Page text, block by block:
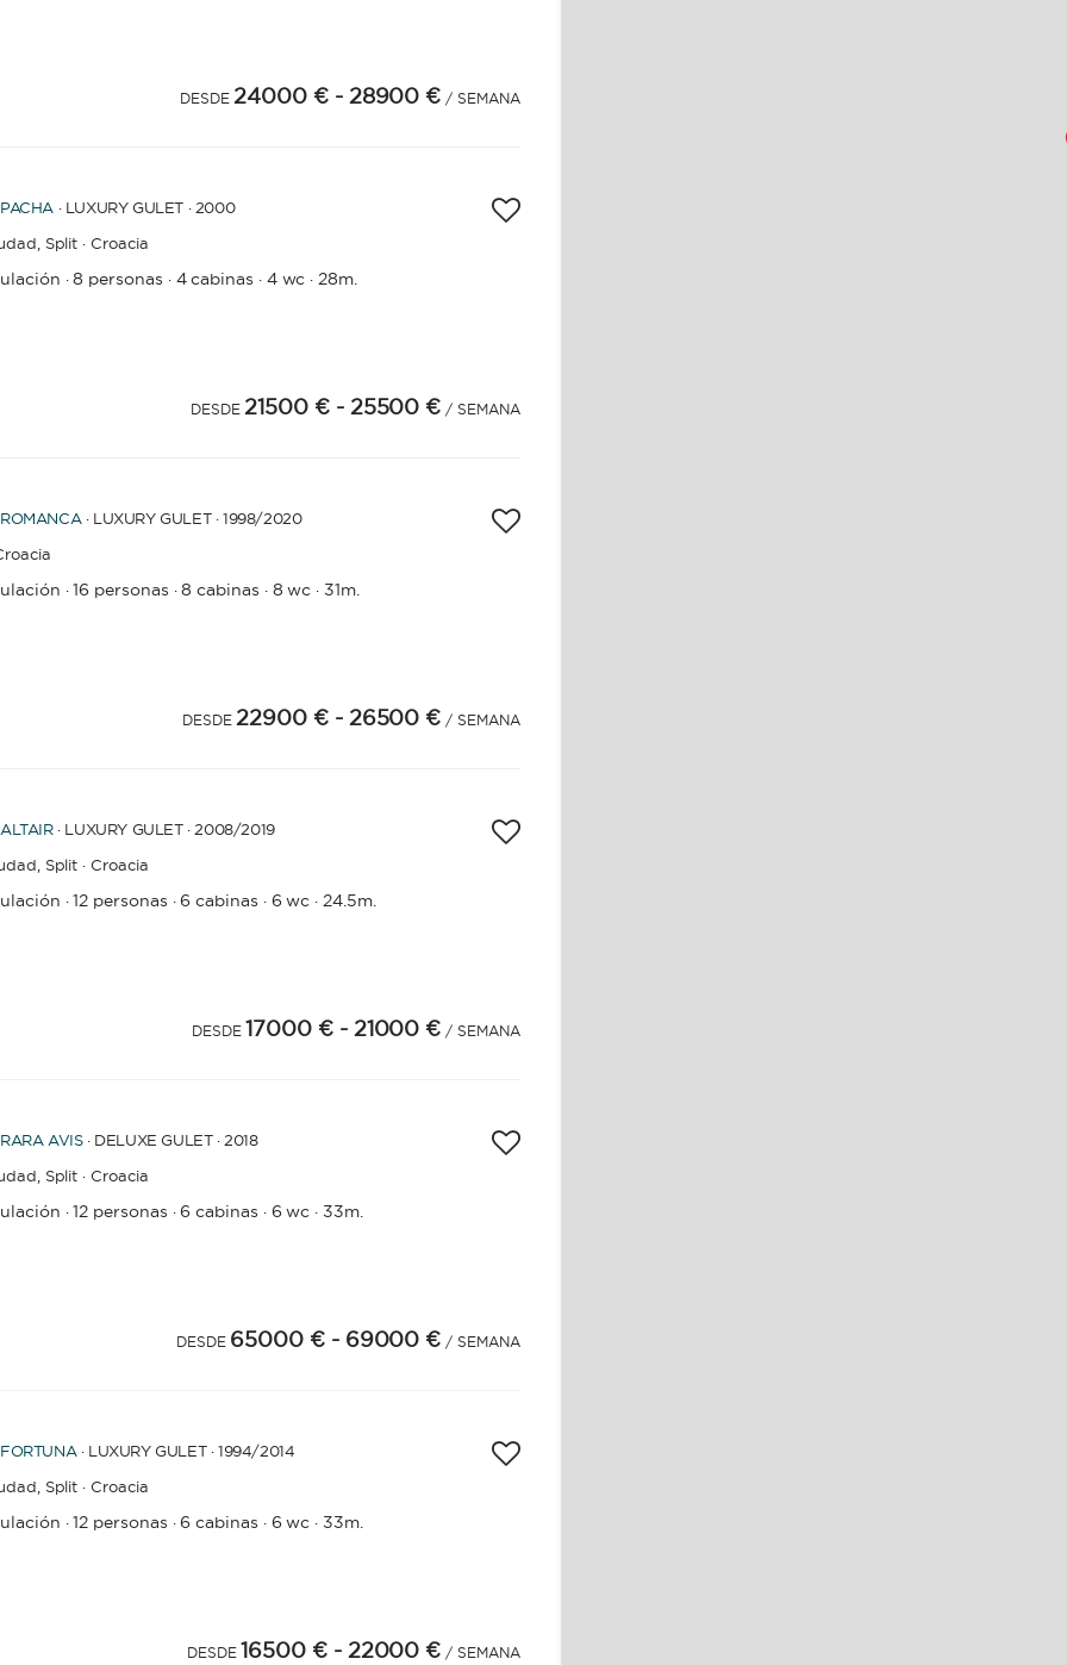
DESDE 24000 € - 28900 € / SEMANA
PACHA · LUXURY GULET · 2000
Split · Croacia
·8 personas · 4 cabinas · 4 wc · 28m.
DESDE 21500 € - 25500 € / SEMANA
3839404142434445
ROMANCA· LUXURY GULET · 1998/2020
·16 personas ·8 cabinas · 8 wc · 31m.
DESDE 22900 € - 26500 € / SEMANA
ALTAIR· LUXURY GULET · 2008/2019
Split · Croacia
·12 personas ·6 cabinas · 6 wc · 24.5m.
DESDE 17000 € - 21000 € / SEMANA
RARA AVIS· DELUXE GULET · 2018
Split · Croacia
·12 personas ·6 cabinas · 6 wc · 33m.
DESDE 65000 € - 69000 € / SEMANA
FORTUNA· LUXURY GULET · 1994/2014
Split · Croacia
·12 personas ·6 cabinas · 6 wc · 33m.
DESDE 16500 € - 22000 € / SEMANA